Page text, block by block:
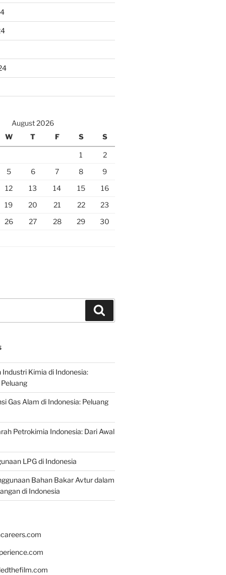
August 2026
W
T F S S
1
2
5
6 7 8
9
12
13 14 15
16
19
20 21 22
23
26
27 28 29 30
Kimia di Indonesia:
Gas Alam di Indonesia: Peluang
Petrokimia Indonesia: Dari Awal
LPG di Indonesia
Bahan Bakar Avtur dalam
di Indonesia